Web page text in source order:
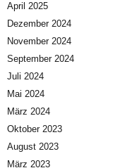
April 2025
Dezember 2024
November 2024
September 2024
Juli 2024
Mai 2024
März 2024
Oktober 2023
August 2023
März 2023